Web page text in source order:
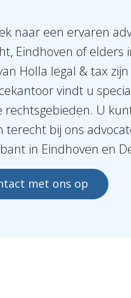
naar een ervaren
Eindhoven of elders
Holla legal & tax
vindt u
rechtsgebieden. U
terecht bij ons
in Eindhoven en
met ons op